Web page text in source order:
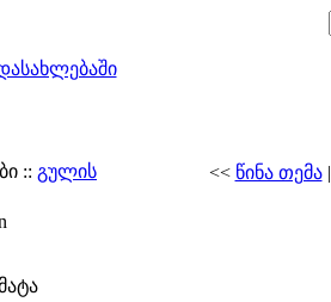
:: გულის
<< წინა თემა|